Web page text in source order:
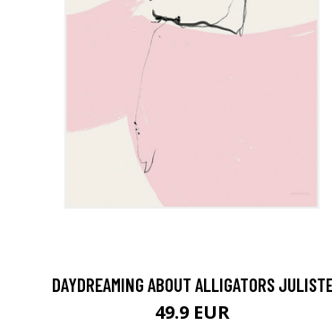
DAYDREAMING ABOUT ALLIGATORS
49.9 EUR